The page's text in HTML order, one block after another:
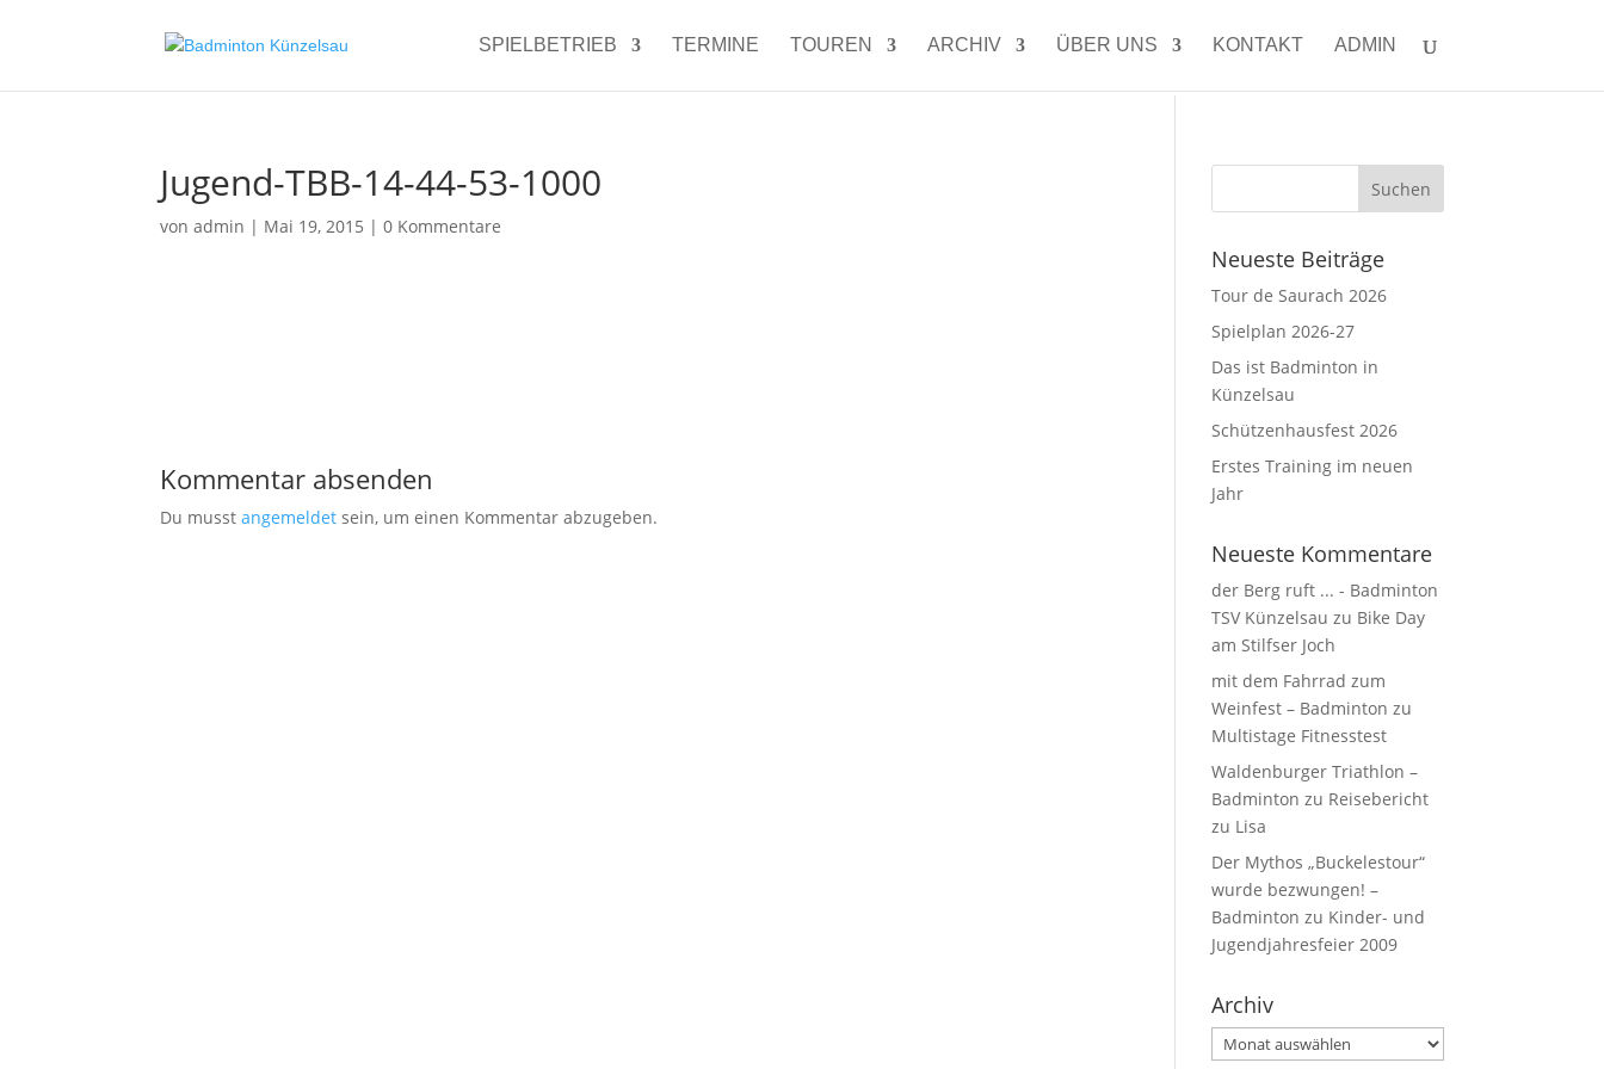
SPIELBETRIEB TERMINE TOUREN ARCHIV ÜBER UNS KONTAKT ADMIN
Jugend-TBB-14-44-53-1000
vonadmin | Mai 19, 2015 |0 Kommentare
Kommentar absenden
Du musstangemeldet sein, um einen Kommentar abzugeben.
Neueste Beiträge
Tour de Saurach 2026
Spielplan 2026-27
Das ist Badminton in
Künzelsau
Schützenhausfest 2026
Erstes Training im neuen
Jahr
Neueste Kommentare
der Berg ruft ... - Badminton
TSV Künzelsau zu Bike Day
am Stilfser Joch
mit dem Fahrrad zum
Weinfest – Badminton zu
Multistage Fitnesstest
Waldenburger Triathlon –
Badminton zu Reisebericht
zu Lisa
Der Mythos „Buckelestour“
wurde bezwungen! –
Badminton zu Kinder- und
Jugendjahresfeier 2009
Archiv